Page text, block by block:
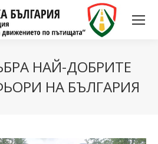
НAЙ-ДOБPИТE
НA БЪЛГAPИЯ